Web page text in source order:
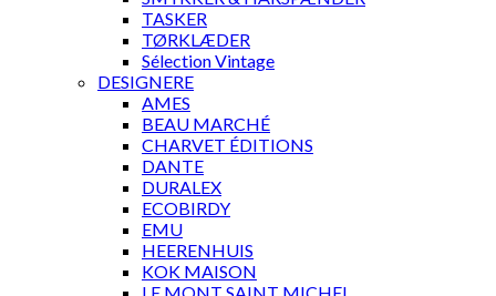
TASKER
TØRKLÆDER
Sélection Vintage
DESIGNERE
AMES
BEAU MARCHÉ
CHARVET ÉDITIONS
DANTE
DURALEX
ECOBIRDY
EMU
HEERENHUIS
KOK MAISON